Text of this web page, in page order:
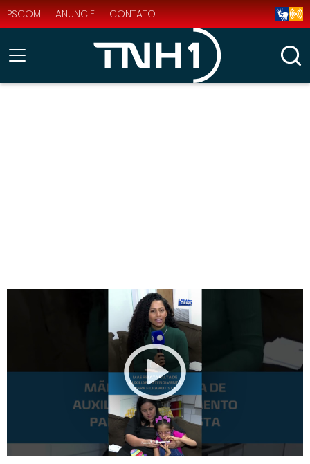
PSCOM ANUNCIE CONTATO